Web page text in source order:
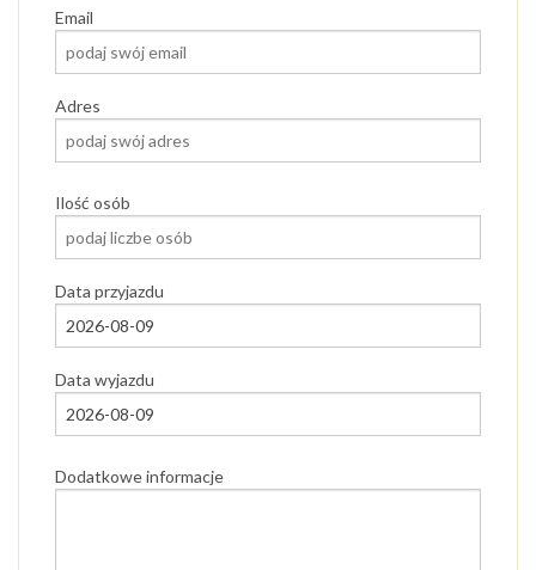
Email
Adres
Ilość osób
Data przyjazdu
Data wyjazdu
Dodatkowe informacje